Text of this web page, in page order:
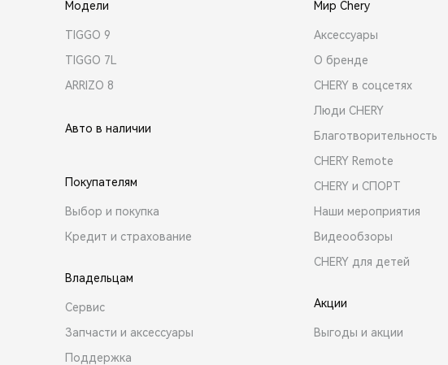
Модели
TIGGO 9
TIGGO 7L
ARRIZO 8
Авто в наличии
Покупателям
Выбор и покупка
Кредит и страхование
Владельцам
Сервис
Запчасти и аксессуары
Поддержка
Мир Chery
Аксессуары
О бренде
CHERY в соцсетях
Люди CHERY
Благотворительность
CHERY Remote
CHERY и СПОРТ
Наши мероприятия
Видеообзоры
CHERY для детей
Акции
Выгоды и акции